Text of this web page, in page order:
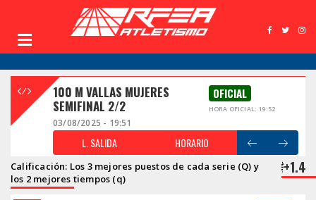
100 M VALLAS MUJERES
SEMIFINAL 2/2
OFICIAL
HORA OFICIAL: 19:52
03/08/2025 - 19:51
L. SALIDA HORARIO
Calificación: Los 3 mejores puestos de cada serie (Q) y
los 2 mejores tiempos (q)
+1.4